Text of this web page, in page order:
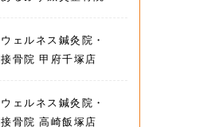
ウェルネス鍼灸院・
接骨院 甲府千塚店
ウェルネス鍼灸院・
接骨院 高崎飯塚店